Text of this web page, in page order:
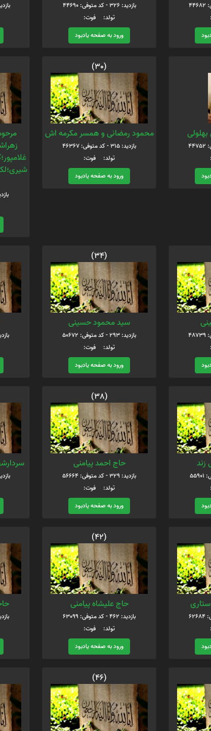
بازدید: 326 - کد متوفی: 44690
تولد: فوت:
ورود به صفحه یادبود
بازدید: 305 -
(30)
محمود رمضانی و همسر مکرمه اش
بازدید: 315 - کد متوفی: 46367
تولد: فوت:
ورود به صفحه یادبود
بازدید: 318
(34)
سید محمود حسینی
بازدید: 293 - کد متوفی: 50672
تولد: فوت:
ورود به صفحه یادبود
بازدید: 313 -
زند
(38)
حاج احمد پیامنی
بازدید: 329 - کد متوفی: 56664
تولد: فوت:
ورود به صفحه یادبود
بازدید: 688 -
(42)
حاج علیشاه پیامنی
بازدید: 462 - کد متوفی: 63099
تولد: فوت:
ورود به صفحه یادبود
بازدید: 351 -
(46)